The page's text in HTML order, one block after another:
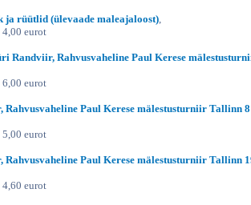
rüütlid (ülevaade maleajaloost)
eurot
Randviir, Rahvusvaheline Paul Kerese
eurot
Paul Kerese mälestusturniir Tallinn
eurot
Paul Kerese mälestusturniir Tallinn
eurot